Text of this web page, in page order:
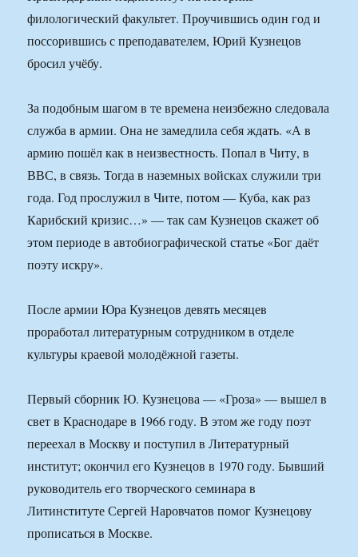
филологический факультет. Проучившись один год и
поссорившись с преподавателем, Юрий Кузнецов
бросил учёбу.
За подобным шагом в те времена неизбежно следовала
служба в армии. Она не замедлила себя ждать. «А в
армию пошёл как в неизвестность. Попал в Читу, в
ВВС, в связь. Тогда в наземных войсках служили три
года. Год прослужил в Чите, потом — Куба, как раз
Карибский кризис…» — так сам Кузнецов скажет об
этом периоде в автобиографической статье «Бог даёт
поэту искру».
После армии Юра Кузнецов девять месяцев
проработал литературным сотрудником в отделе
культуры краевой молодёжной газеты.
Первый сборник Ю. Кузнецова — «Гроза» — вышел в
свет в Краснодаре в 1966 году. В этом же году поэт
переехал в Москву и поступил в Литературный
институт; окончил его Кузнецов в 1970 году. Бывший
руководитель его творческого семинара в
Литинституте Сергей Наровчатов помог Кузнецову
прописаться в Москве.